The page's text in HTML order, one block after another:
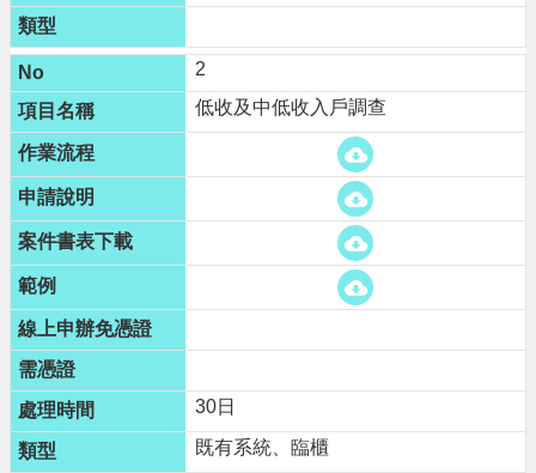
紹
訊
息
公
告
生
活
便
民
資
訊
機
關
通
2
低收及中低收入戶調查
30日
既有系統、臨櫃